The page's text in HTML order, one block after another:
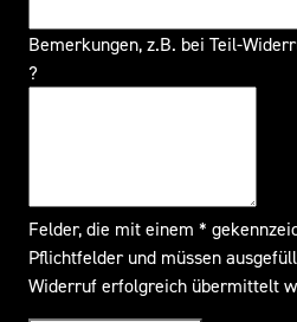
Bemerkungen, z.B. bei Teil-
?
Felder, die mit einem *
Pflichtfelder und müssen
Widerruf erfolgreich übermittelt